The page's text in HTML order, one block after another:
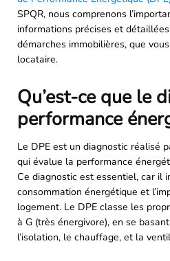
SPQR, nous comprenons
informations précises et
démarches immobilières, que
locataire.
Qu’est-ce que le
performance
Le DPE est un diagnostic réalisé
qui évalue la performance
Ce diagnostic est essentiel, car il
consommation énergétique et
logement. Le DPE classe les
à G (très énergivore), en se
l’isolation, le chauffage, et la